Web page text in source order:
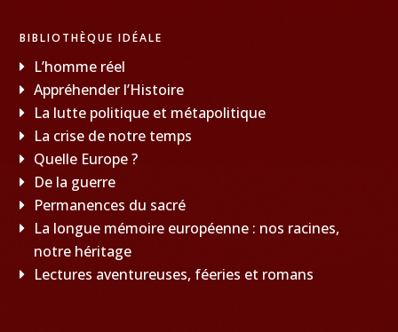
BIBLIOTHÈQUE IDÉALE
L’homme réel
Appréhender l’Histoire
La lutte politique et métapolitique
La crise de notre temps
Quelle Europe ?
De la guerre
Permanences du sacré
La longue mémoire européenne : nos racines,
notre héritage
Lectures aventureuses, féeries et romans